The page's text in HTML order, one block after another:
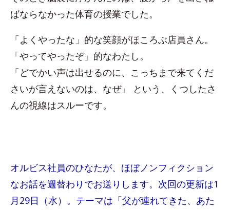
ばならなかった体育の授業でした。
「よくやったな」的な笑顔がほころぶ店員さん。
「やってやったぞ」的なわたし。
「どでかい声は出せるのに、こっちまで来てくだ
さいが言えないのは、なぜ」 という、くつしたさ
んの視線はスルーです。
オルビス社員のひなたが、ほぼノンフィクション
なお話を週替わりでお送りします。次回の更新は1
月29日（水）。テーマは「父が連れてきた、あた